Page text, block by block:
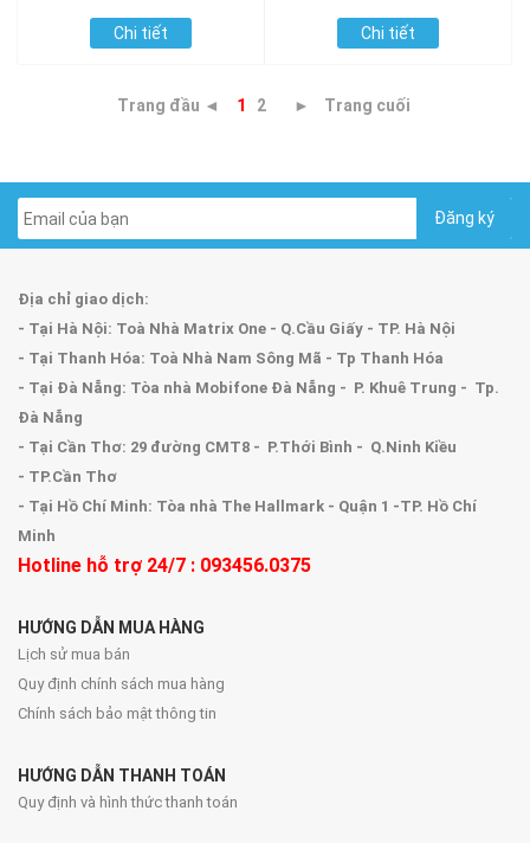
Chi tiết Chi tiết
Trang đầu ◄ 1 2 ► Trang cuối
Địa chỉ giao dịch:
- Tại Hà Nội: Toà Nhà Matrix One - Q.Cầu Giấy - TP. Hà Nội
- Tại Thanh Hóa: Toà Nhà Nam Sông Mã - Tp Thanh Hóa
- Tại Đà Nẵng: Tòa nhà Mobifone Đà Nẵng - P. Khuê Trung - Tp.
Đà Nẵng
- Tại Cần Thơ: 29 đường CMT8 - P.Thới Bình - Q.Ninh Kiều
- TP.Cần Thơ
- Tại Hồ Chí Minh: Tòa nhà The Hallmark - Quận 1 -TP. Hồ Chí
Minh
Hotline hỗ trợ 24/7 : 093456.0375
HƯỚNG DẪN MUA HÀNG
Lịch sử mua bán
Quy định chính sách mua hàng
Chính sách bảo mật thông tin
HƯỚNG DẪN THANH TOÁN
Quy định và hình thức thanh toán